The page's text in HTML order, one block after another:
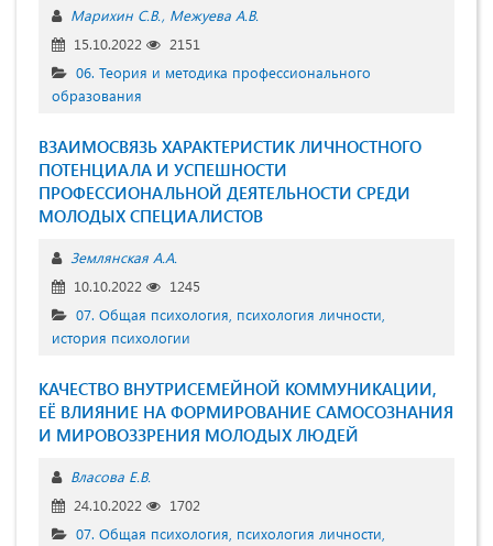
Марихин С.В. Межуева А.В.
15.10.2022
2151
06. Теория и методика профессионального
образования
ВЗАИМОСВЯЗЬ ХАРАКТЕРИСТИК ЛИЧНОСТНОГО
ПОТЕНЦИАЛА И УСПЕШНОСТИ
ПРОФЕССИОНАЛЬНОЙ ДЕЯТЕЛЬНОСТИ СРЕДИ
МОЛОДЫХ СПЕЦИАЛИСТОВ
Землянская А.А.
10.10.2022
1245
07. Общая психология, психология личности,
история психологии
КАЧЕСТВО ВНУТРИСЕМЕЙНОЙ КОММУНИКАЦИИ,
ЕЁ ВЛИЯНИЕ НА ФОРМИРОВАНИЕ САМОСОЗНАНИЯ
И МИРОВОЗЗРЕНИЯ МОЛОДЫХ ЛЮДЕЙ
Власова Е.В.
24.10.2022
1702
07. Общая психология, психология личности,